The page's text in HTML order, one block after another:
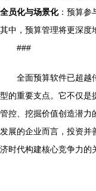
全员化与场景化：预算参
其中，预算管理将更深度
###
全面预算软件已超越
型的重要支点。它不仅是
管控、挖掘价值创造潜力
发展的企业而言，投资并
济时代构建核心竞争力的